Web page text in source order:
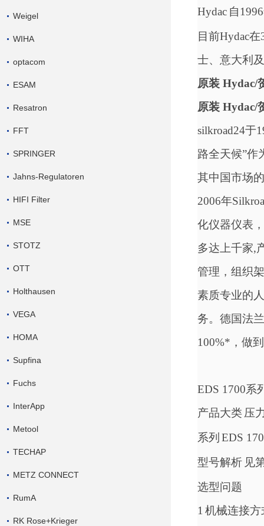
Weigel
WIHA
optacom
ESAM
Resatron
FFT
SPRINGER
Jahns-Regulatoren
HIFI Filter
MSE
STOTZ
OTT
Holthausen
VEGA
HOMA
Supfina
Fuchs
InterApp
Metool
TECHAP
METZ CONNECT
RumA
RK Rose+Krieger
Hydac 自
目前Hydac
士、意大利
原装 Hydac/
原装 Hydac/
silkroad24于
路全天候”作
其中国市场
2006年
化仪器仪表
多达 上千家,
管理， 组织
素质专业的
务。德国法
100%*，做
EDS 1700系
产品大类 压
系列 EDS
型号解析 见
选型问题
1 机械连接方